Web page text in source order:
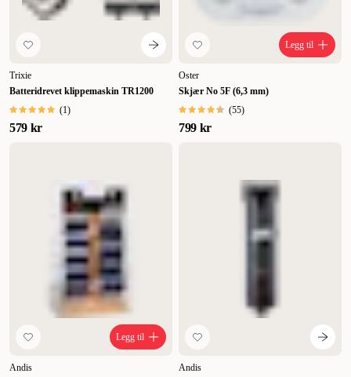
Trixie
Batteridrevet klippemaskin TR1200
(1)
579 kr
Legg til
Oster
Skjær No 5F (6,3 mm)
(55)
799 kr
Legg til
Andis
Andis